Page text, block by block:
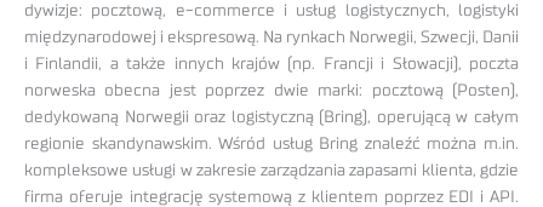
dywizje: pocztową, e-commerce i usług logistycznych, logistyki
międzynarodowej i ekspresową. Na rynkach Norwegii, Szwecji, Danii
i Finlandii, a także innych krajów (np. Francji i Słowacji), poczta
norweska obecna jest poprzez dwie marki: pocztową (Posten),
dedykowaną Norwegii oraz logistyczną (Bring), operującą w całym
regionie skandynawskim. Wśród usług Bring znaleźć można m.in.
kompleksowe usługi w zakresie zarządzania zapasami klienta, gdzie
firma oferuje integrację systemową z klientem poprzez EDI i API.